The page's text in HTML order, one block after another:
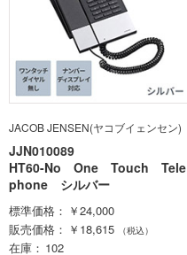
JACOB JENSEN(ヤコブイェンセン)
JJN010089
HT60-No One Touch Tele
phone シルバー
標準価格
￥24,000
販売価格
￥18,615 （税込）
在庫
102